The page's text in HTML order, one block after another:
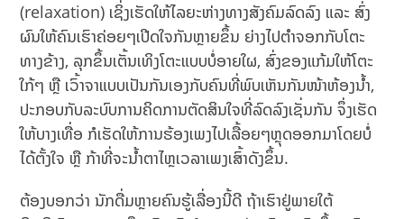
(relaxation) ເຊິ່ງເຮັດໃຫ້ໄລຍະຫ່າງທາງສັງຄົມລົດລົງ ແລະ ສົ່ງ
ຜົນໃຫ້ຄົນເຮົາຄ່ອຍໆເປີດໃຈກັນຫຼາຍຂຶ້ນ ຍ່າງໄປຕໍາຈອກກັບໂຕະ
ທາງຂ້າງ, ລຸກຂຶ້ນເຕັ້ນເທິງໂຕະແບບບໍ່ອາຍໃຜ, ສົ່ງຂອງແກ້ມໃຫ້ໂຕະ
ໃກ້ໆ ຫຼື ເວົ້າຈາແບບເປັນກັນເອງກັບຄົນທີ່ພົບເຫັນກັນໜ້າຫ້ອງນໍ້າ,
ປະກອບກັບລະບົບການຄິດການຕັດສິນໃຈທີ່ລົດລົງເຊັ່ນກັນ ຈຶ່ງເຮັດ
ໃຫ້ບາງເທື່ອ ກໍເຮັດໃຫ້ການຮ້ອງເພງໄປເລື້ອຍໆຫຼຸດອອກມາໂດຍບໍ່
ໄດ້ຕັ້ງໃຈ ຫຼື ກ້າທີ່ຈະນໍ້າຕາໄຫຼເວລາເພງເສົ້າດັງຂຶ້ນ.
ຕ້ອງບອກວ່າ ນັກດື່ມຫຼາຍຄົນຮູ້ເລື່ອງນີ້ດີ ຖ້າເຮົາຢູ່ພາຍໃຕ້